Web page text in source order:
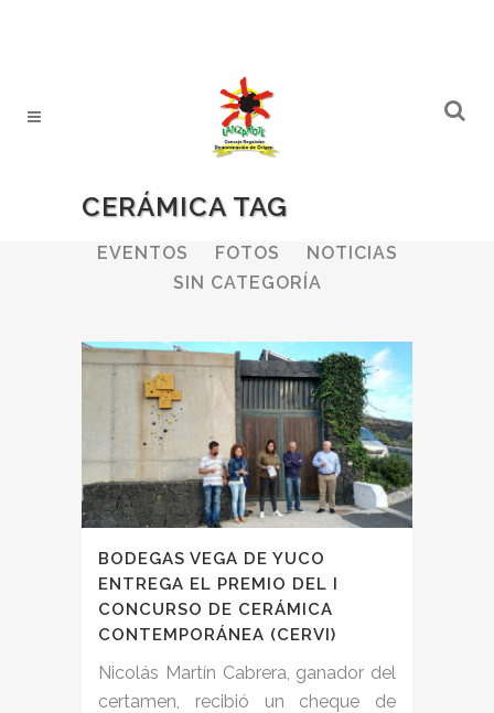
CERÁMICA TAG
ALL BODEGAS
BOLETINES
EVENTOS
FOTOS
NOTICIAS
SIN CATEGORÍA
BODEGAS VEGA DE YUCO
ENTREGA EL PREMIO DEL I
CONCURSO DE CERÁMICA
CONTEMPORÁNEA (CERVI)
Nicolás Martín Cabrera, ganador del
certamen, recibió un cheque de